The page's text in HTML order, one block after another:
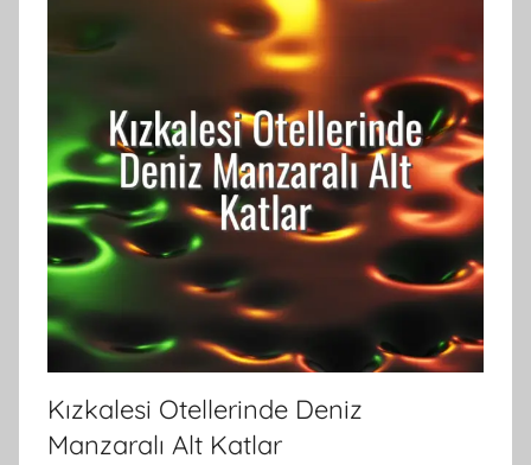
Kızkalesi Otellerinde Deniz
Manzaralı Alt Katlar